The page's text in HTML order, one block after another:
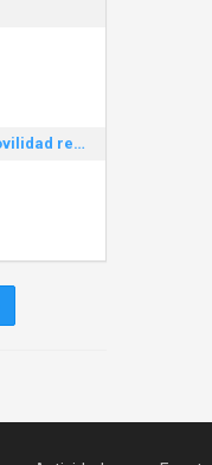
Adaptado para personas con movilidad reducida